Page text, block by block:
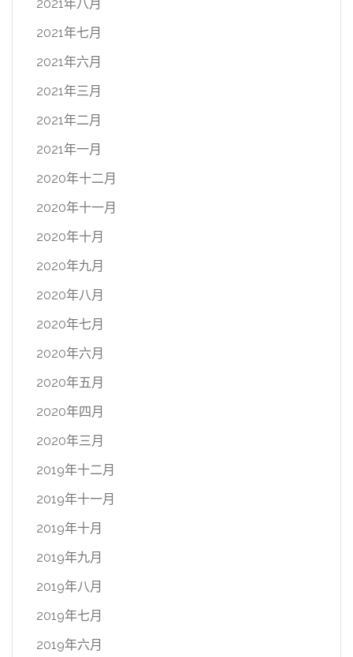
2021年八月
2021年七月
2021年六月
2021年三月
2021年二月
2021年一月
2020年十二月
2020年十一月
2020年十月
2020年九月
2020年八月
2020年七月
2020年六月
2020年五月
2020年四月
2020年三月
2019年十二月
2019年十一月
2019年十月
2019年九月
2019年八月
2019年七月
2019年六月